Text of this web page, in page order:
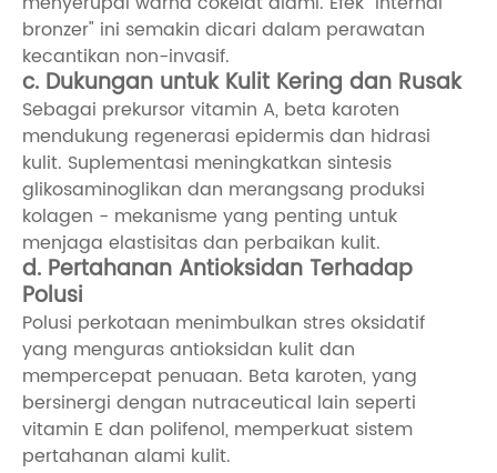
bronzer" ini semakin dicari dalam perawatan
kecantikan non-invasif.
c. Dukungan untuk Kulit Kering dan Rusak
Sebagai prekursor vitamin A, beta karoten
mendukung regenerasi epidermis dan hidrasi
kulit. Suplementasi meningkatkan sintesis
glikosaminoglikan dan merangsang produksi
kolagen - mekanisme yang penting untuk
menjaga elastisitas dan perbaikan kulit.
d. Pertahanan Antioksidan Terhadap
Polusi
Polusi perkotaan menimbulkan stres oksidatif
yang menguras antioksidan kulit dan
mempercepat penuaan. Beta karoten, yang
bersinergi dengan nutraceutical lain seperti
vitamin E dan polifenol, memperkuat sistem
pertahanan alami kulit.